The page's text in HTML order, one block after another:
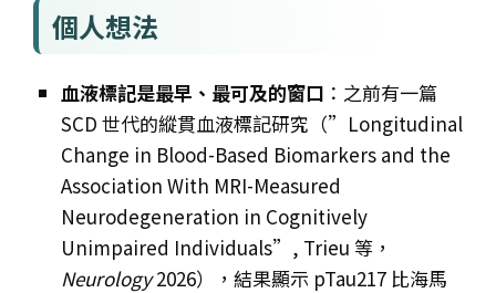
個人想法
血液標記是最早、最可及的窗口 ：之前有一篇
SCD 世代的縱貫血液標記研究（”Longitudinal
Change in Blood-Based Biomarkers and the
Association With MRI-Measured
Neurodegeneration in Cognitively
Unimpaired Individuals”, Trieu 等，
Neurology2026），結果顯示 pTau217 比海馬